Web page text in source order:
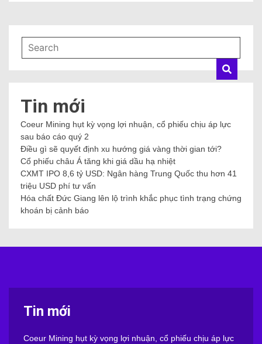
Tin mới
Coeur Mining hụt kỳ vọng lợi nhuận, cổ phiếu chịu áp lực
sau báo cáo quý 2
Điều gì sẽ quyết định xu hướng giá vàng thời gian tới?
Cổ phiếu châu Á tăng khi giá dầu hạ nhiệt
CXMT IPO 8,6 tỷ USD: Ngân hàng Trung Quốc thu hơn 41
triệu USD phí tư vấn
Hóa chất Đức Giang lên lộ trình khắc phục tình trạng chứng
khoán bị cảnh báo
Tin mới
Coeur Mining hụt kỳ vọng lợi nhuận, cổ phiếu chịu áp lực